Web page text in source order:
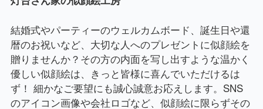
結婚式やパーティーのウェルカムボード、誕生日や還
暦のお祝いなど、大切な人へのプレゼントに似顔絵を
贈りませんか？その方の内面を写し出すような温かく
優しい似顔絵は、きっと皆様に喜んでいただけるは
ず！ 細かなご要望にも誠心誠意お応えします。SNS
のアイコン画像や会社ロゴなど、似顔絵に限らずその